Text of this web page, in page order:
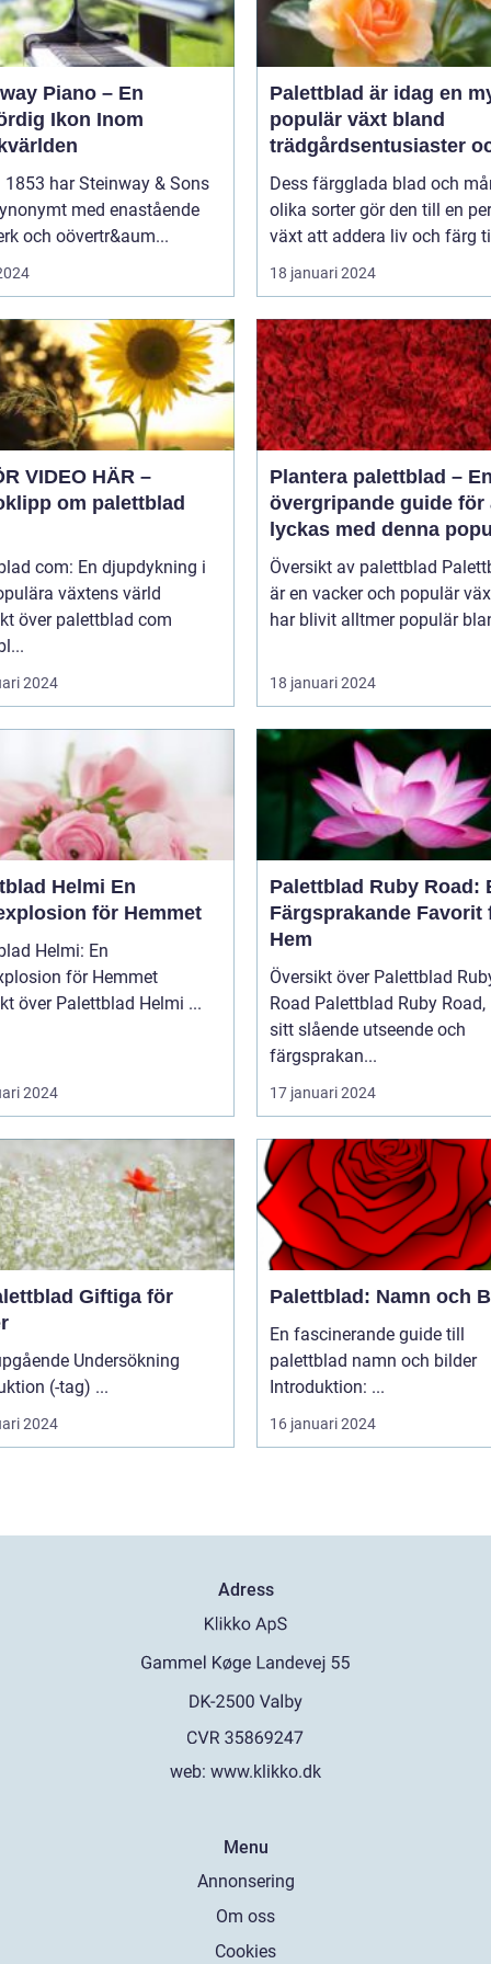
Piano – En
Ikon Inom
1853 har Steinway & Sons
med enastående
och oövertr&aum...
Palettblad är idag en
populär växt bland
trädgårdsentusiaster
inom inredning
Dess färgglada blad och
olika sorter gör den till en
växt att addera liv och färg
18 januari 2024
VIDEO HÄR –
om palettblad
com: En djupdykning i
växtens värld
över palettblad com
2024
Plantera palettblad –
övergripande guide för
lyckas med denna
växt
Översikt av palettblad Palettblad
är en vacker och populär
har blivit alltmer populär
18 januari 2024
Helmi En
för Hemmet
Helmi: En
för Hemmet
Översikt över Palettblad Helmi ...
2024
Palettblad Ruby Road:
Färgsprakande Favorit
Hem
Översikt över Palettblad
Road Palettblad Ruby Road, med
sitt slående utseende och
färgsprakan...
17 januari 2024
Giftiga för
Undersökning
Introduktion (-tag) ...
2024
Palettblad: Namn och
En fascinerande guide till
palettblad namn och bilder
Introduktion: ...
16 januari 2024
Adress
web: www.klikko.dk
Menu
Annonsering
Om oss
Cookies